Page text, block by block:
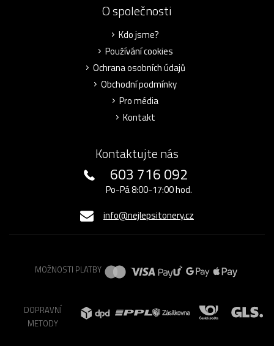
O společnosti
Kdo jsme?
Používání cookies
Ochrana osobních údajů
Obchodní podmínky
Pro média
Kontakt
Kontaktujte nás
603 716 092
Po-Pá 8:00-17:00 hod.
info@nejlepsitonery.cz
MOŽNOSTI PLATBY
DOPRAVNÍ
METODY